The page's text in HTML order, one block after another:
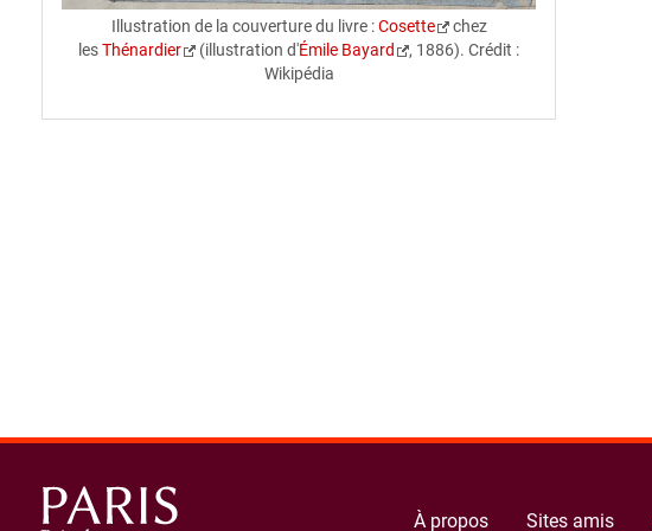
Illustration de la couverture du livre :Cosette
chez
lesThénardier (illustration d'Émile Bayard
, 1886). Crédit :
Wikipédia
À propos Sites amis